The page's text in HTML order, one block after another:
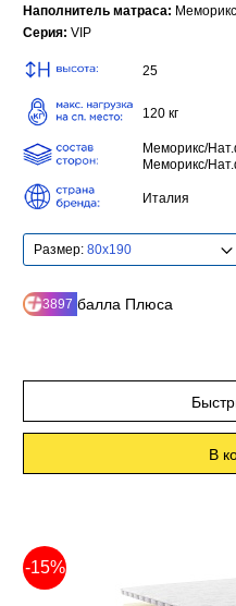
Наполнитель матраса:
Серия: VIP
25
120 кг
Меморикс/
Меморикс/
Италия
Размер: 80x190
3897 балла Плюса
В
-15%